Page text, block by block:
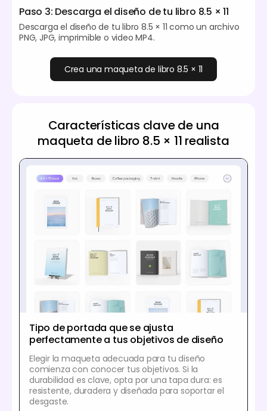
Paso 3: Descarga el diseño de tu libro 8.5 × 11
Descarga el diseño de tu libro 8.5 × 11 como un archivo
PNG, JPG, imprimible o video MP4.
Crea una maqueta de libro 8.5 × 11
Características clave de una
maqueta de libro 8.5 × 11 realista
Tipo de portada que se ajusta
perfectamente a tus objetivos de diseño
Elegir la maqueta adecuada para tu diseño
comienza con conocer tus objetivos. Si la
durabilidad es clave, opta por una tapa dura: es
resistente, duradera y diseñada para soportar el
desgaste.